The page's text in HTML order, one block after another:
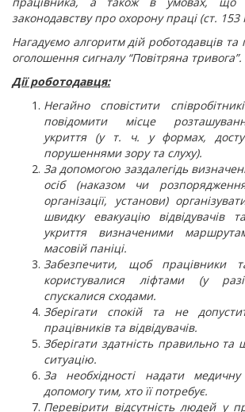
законодавству про охорону праці (ст. 153
Нагадуємо алгоритм дій роботодавців та
оголошення сигналу “Повітряна тривога”.
Дії роботодавця:
Негайно сповістити
повідомити місце
укриття (у т. ч. у формах,
порушеннями зору та слуху).
За допомогою заздалегідь
осіб (наказом чи
організації, установи)
швидку евакуацію відвідувачів
укриття визначеними
масовій паніці.
Забезпечити, щоб працівники
користувалися ліфтами (у
спускалися сходами.
Зберігати спокій та не
працівників та відвідувачів.
Зберігати здатність правильно та
ситуацію.
За необхідності надати медичну
допомогу тим, хто її потребує.
Перевірити відсутність людей у